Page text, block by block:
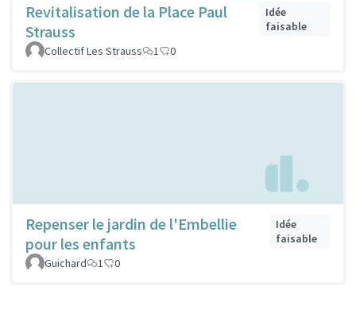
Revitalisation de la Place Paul
Strauss
Idée
faisable
Collectif Les Strauss
1 0
Repenser le jardin de l'Embellie
pour les enfants
Idée
faisable
Guichard
1 0